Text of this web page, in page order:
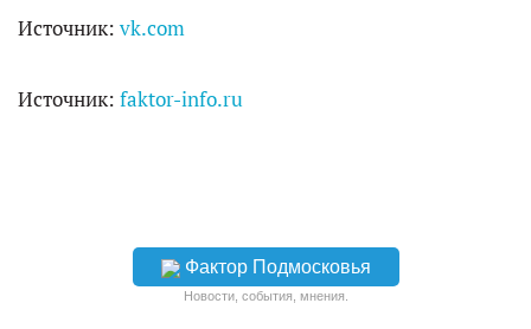
Источник: vk.com
Источник: faktor-info.ru
Фактор Подмосковья
Новости, события, мнения.